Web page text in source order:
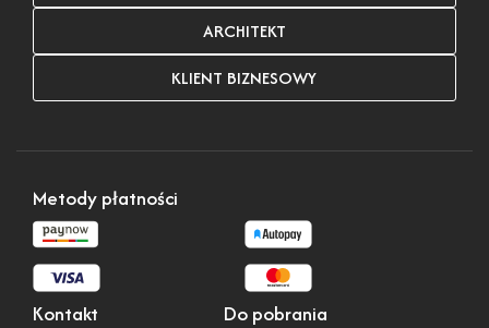
ARCHITEKT
KLIENT BIZNESOWY
Kontakt Do pobrania
Metody płatności